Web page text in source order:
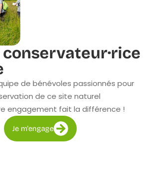
conservateur·rice
de bénévoles passionnés pour
de ce site naturel
engagement fait la différence !
Je m'engage